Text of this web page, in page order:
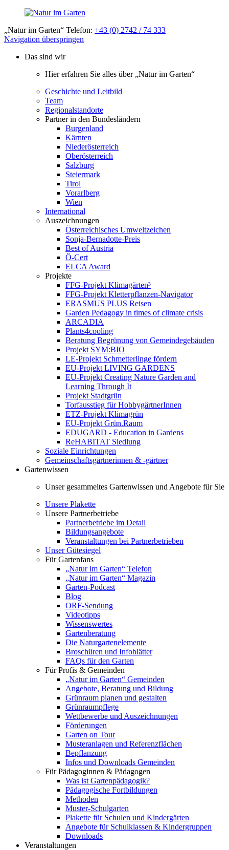
„Natur im Garten“ Telefon: +43 (0) 2742 / 74 333
Navigation überspringen
Das sind wir
Hier erfahren Sie alles über „Natur im Garten“
Geschichte und Leitbild
Team
Regionalstandorte
Partner in den Bundesländern
Burgenland
Kärnten
Niederösterreich
Oberösterreich
Salzburg
Steiermark
Tirol
Vorarlberg
Wien
International
Auszeichnungen
Österreichisches Umweltzeichen
Sonja-Bernadotte-Preis
Best of Austria
Ö-Cert
ELCA Award
Projekte
FFG-Projekt Klimagärten³
FFG-Projekt Kletterpflanzen-Navigator
ERASMUS PLUS Reisen
Garden Pedagogy in times of climate crisis
ARCADIA
Plants4cooling
Beratung Begrünung von Gemeindegebäuden
Projekt SYM:BIO
LE-Projekt Schmetterlinge fördern
EU-Projekt LIVING GARDENS
EU-Projekt Creating Nature Garden and
Learning Through It
Projekt Stadtgrün
Torfausstieg für HobbygärtnerInnen
ETZ-Projekt Klimagrün
EU-Projekt Grün.Raum
EDUGARD - Education in Gardens
ReHABITAT Siedlung
Soziale Einrichtungen
Gemeinschaftsgärtnerinnen & -gärtner
Gartenwissen
Unser gesammeltes Gartenwissen und Angebote für Sie
Unsere Plakette
Unsere Partnerbetriebe
Partnerbetriebe im Detail
Bildungsangebote
Veranstaltungen bei Partnerbetrieben
Unser Gütesiegel
Für Gartenfans
„Natur im Garten“ Telefon
„Natur im Garten“ Magazin
Garten-Podcast
Blog
ORF-Sendung
Videotipps
Wissenswertes
Gartenberatung
Die Naturgartenelemente
Broschüren und Infoblätter
FAQs für den Garten
Für Profis & Gemeinden
„Natur im Garten“ Gemeinden
Angebote, Beratung und Bildung
Grünraum planen und gestalten
Grünraumpflege
Wettbewerbe und Auszeichnungen
Förderungen
Garten on Tour
Musteranlagen und Referenzflächen
Bepflanzung
Infos und Downloads Gemeinden
Für Pädagoginnen & Pädagogen
Was ist Gartenpädagogik?
Pädagogische Fortbildungen
Methoden
Muster-Schulgarten
Plakette für Schulen und Kindergärten
Angebote für Schulklassen & Kindergruppen
Downloads
Veranstaltungen